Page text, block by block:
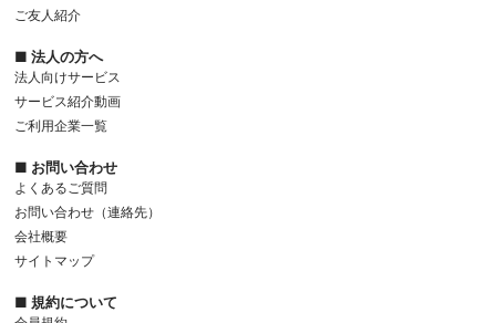
ご友人紹介
■ 法人の方へ
法人向けサービス
サービス紹介動画
ご利用企業一覧
■ お問い合わせ
よくあるご質問
お問い合わせ（連絡先）
会社概要
サイトマップ
■ 規約について